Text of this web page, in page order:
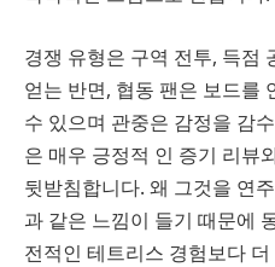
경쟁 유형은 구역 전투, 득점
얻는 반면, 협동 팬은 보드를
수 있으며 관중은 감정을 감
은 매우 긍정적 인 증기 리뷰
뒷받침합니다. 왜 그것을 연
과 같은 느낌이 들기 때문에
전적인 테트리스 경험보다